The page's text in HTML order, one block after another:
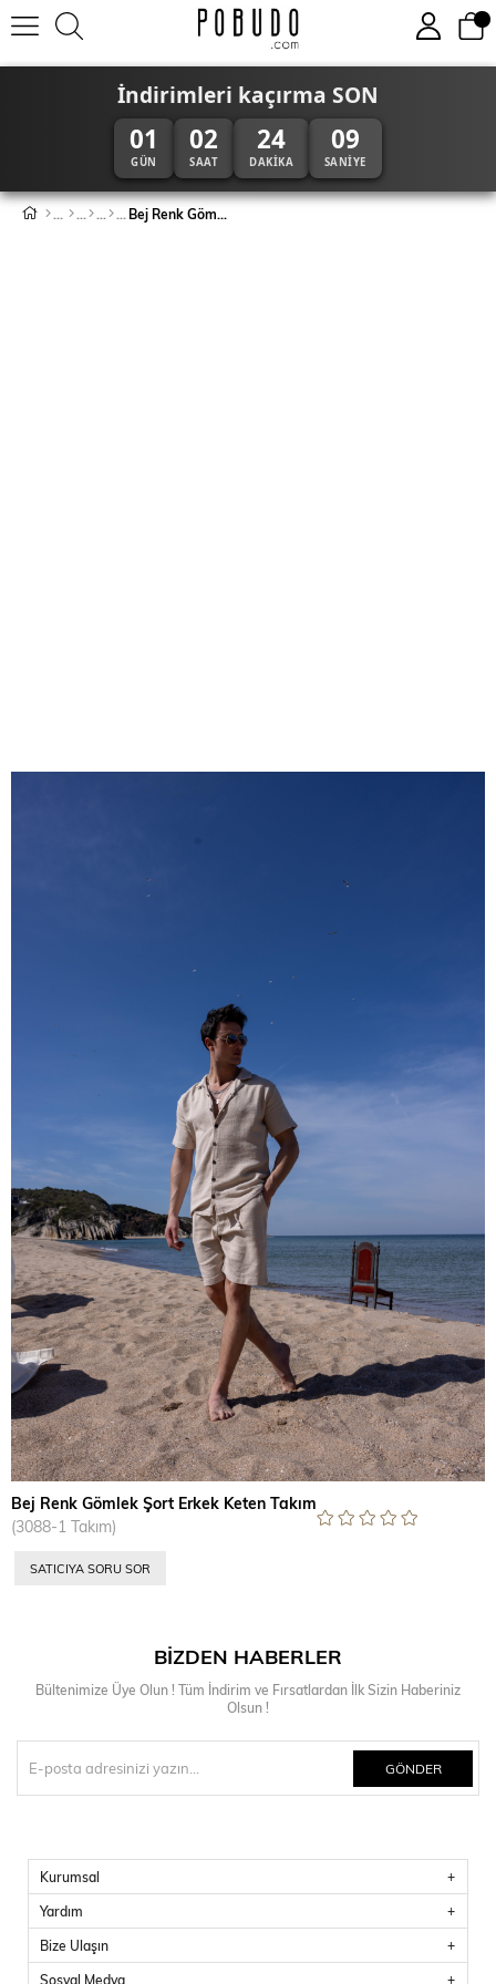
İndirimleri kaçırma SON
01
GÜN
02
SAAT
24
DAKIKA
09
SANIYE
Bej Renk Gömlek Şort Erkek Keten Takım
Bej Renk Gömlek Şort Erkek Keten Takım
(3088-1 Takım)
SATICIYA SORU SOR
BIZDEN HABERLER
Bültenimize Üye Olun ! Tüm İndirim ve Fırsatlardan İlk Sizin Haberiniz
Olsun !
GÖNDER
Kurumsal
Yardım
Bize Ulaşın
Sosyal Medya